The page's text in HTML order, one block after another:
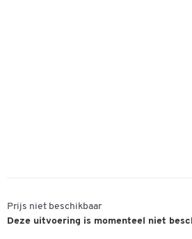
Prijs niet beschikbaar
Deze uitvoering is momenteel niet